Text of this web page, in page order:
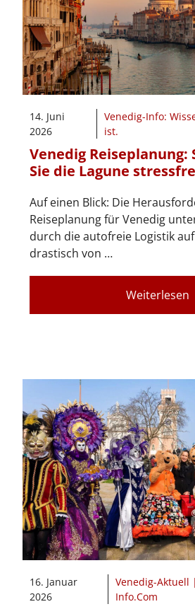
14. Juni
2026
Venedig-Info:
ist.
Venedig Reiseplanung:
Sie die Lagune
Auf einen Blick: Die
Reiseplanung für Venedig
durch die autofreie Logistik
drastisch von …
Weiterlesen
16. Januar
2026
Venedig-Aktuell
Info.Com